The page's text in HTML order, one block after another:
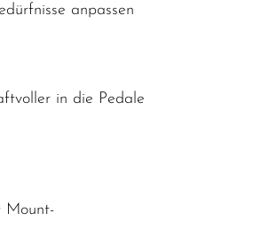
anpassen
in die Pedale
Mount-